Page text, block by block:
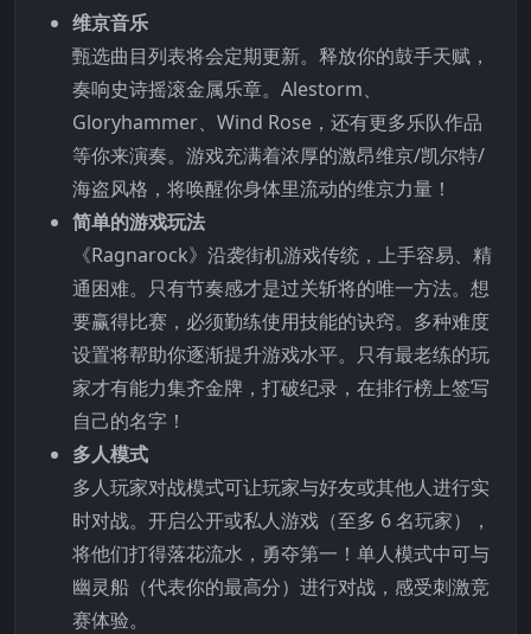
维京音乐
甄选曲目列表将会定期更新。释放你的鼓手天赋，
奏响史诗摇滚金属乐章。Alestorm、
Gloryhammer、Wind Rose，还有更多乐队作品
等你来演奏。游戏充满着浓厚的激昂维京/凯尔特/
海盗风格，将唤醒你身体里流动的维京力量！
简单的游戏玩法
《Ragnarock》沿袭街机游戏传统，上手容易、精
通困难。只有节奏感才是过关斩将的唯一方法。想
要赢得比赛，必须勤练使用技能的诀窍。多种难度
设置将帮助你逐渐提升游戏水平。只有最老练的玩
家才有能力集齐金牌，打破纪录，在排行榜上签写
自己的名字！
多人模式
多人玩家对战模式可让玩家与好友或其他人进行实
时对战。开启公开或私人游戏（至多 6 名玩家），
将他们打得落花流水，勇夺第一！单人模式中可与
幽灵船（代表你的最高分）进行对战，感受刺激竞
赛体验。